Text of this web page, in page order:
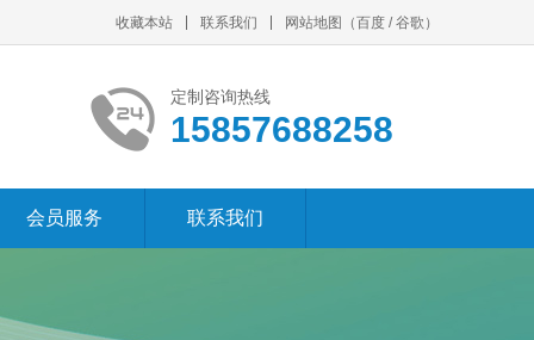
收藏本站 联系我们 网站地图 （百度 /谷歌 ）
定制咨询热线
15857688258
会员服务 联系我们